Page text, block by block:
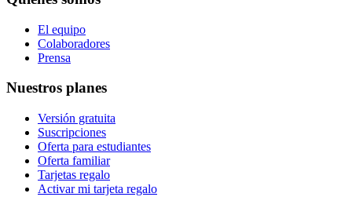
El equipo
Colaboradores
Prensa
Nuestros planes
Versión gratuita
Suscripciones
Oferta para estudiantes
Oferta familiar
Tarjetas regalo
Activar mi tarjeta regalo